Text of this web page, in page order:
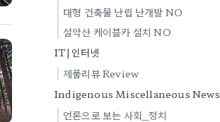
대형 건축물 난립 난개발 NO
설악산 케이블카 설치 NO
IT|인터넷
제품리뷰 Review
Indigenous Miscellaneous News
언론으로 보는 사회_정치